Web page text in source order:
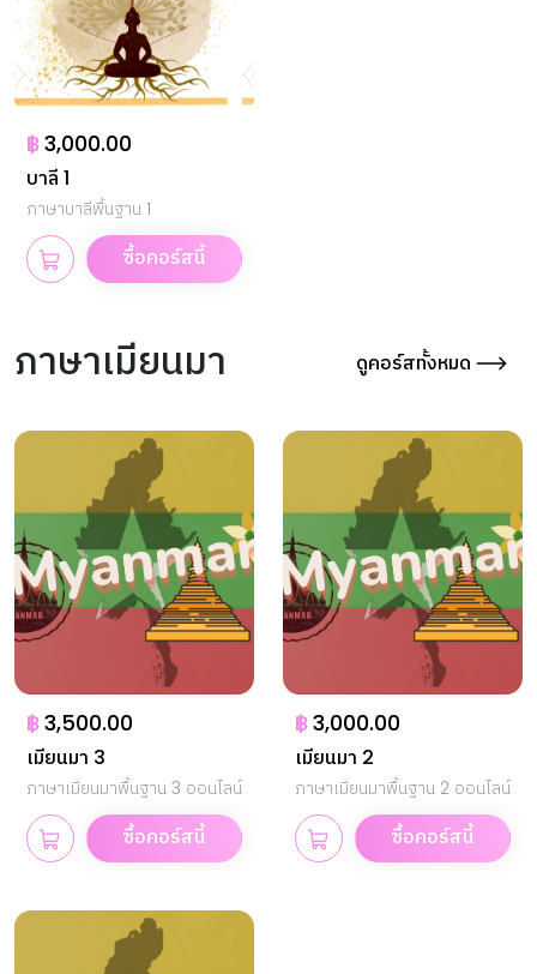
฿3,000.00
บาลี 1
ภาษาบาลีพื้นฐาน 1
ซื้อคอร์สนี้
ภาษาเมียนมา ดูคอร์สทั้งหมด
฿3,500.00
เมียนมา 3
ภาษาเมียนมาพื้นฐาน 3 ออนไลน์
ซื้อคอร์สนี้
฿3,000.00
เมียนมา 2
ภาษาเมียนมาพื้นฐาน 2 ออนไลน์
ซื้อคอร์สนี้